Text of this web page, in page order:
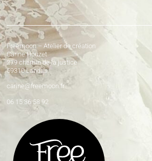
Freemoon – Atelier de création
Carine Houzet
279 chemin de la justice
59310 Landas
carine@freemoon.fr
06 15 36 58 92